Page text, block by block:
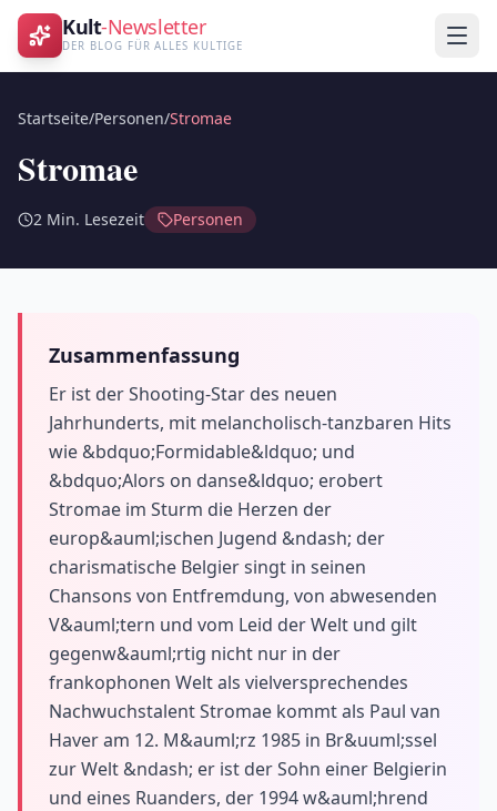
Kult-Newsletter
DER BLOG FÜR ALLES KULTIGE
Startseite/Personen/Stromae
Stromae
2 Min. Lesezeit Personen
Zusammenfassung
Er ist der Shooting-Star des neuen
Jahrhunderts, mit melancholisch-tanzbaren Hits
wie &bdquo;Formidable&ldquo; und
&bdquo;Alors on danse&ldquo; erobert
Stromae im Sturm die Herzen der
europ&auml;ischen Jugend &ndash; der
charismatische Belgier singt in seinen
Chansons von Entfremdung, von abwesenden
V&auml;tern und vom Leid der Welt und gilt
gegenw&auml;rtig nicht nur in der
frankophonen Welt als vielversprechendes
Nachwuchstalent Stromae kommt als Paul van
Haver am 12. M&auml;rz 1985 in Br&uuml;ssel
zur Welt &ndash; er ist der Sohn einer Belgierin
und eines Ruanders, der 1994 w&auml;hrend